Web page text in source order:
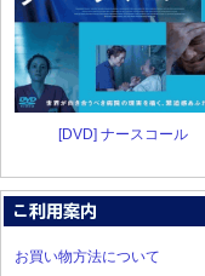
[DVD] ナースコール
お買い物方法について